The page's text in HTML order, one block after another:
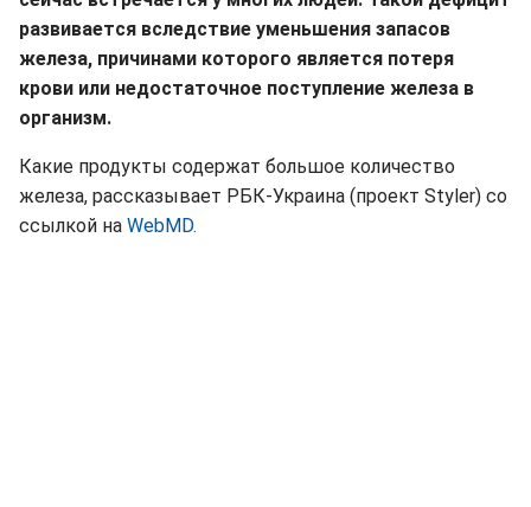
развивается вследствие уменьшения запасов
железа, причинами которого является потеря
крови или недостаточное поступление железа в
организм.
Какие продукты содержат большое количество
железа, рассказывает РБК-Украина (проект Styler) со
ссылкой на WebMD.